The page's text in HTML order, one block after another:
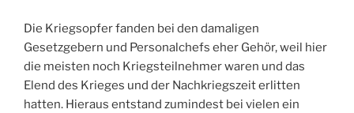
Die Kriegsopfer fanden bei den damaligen
Gesetzgebern und Personalchefs eher Gehör, weil hier
die meisten noch Kriegsteilnehmer waren und das
Elend des Krieges und der Nachkriegszeit erlitten
hatten. Hieraus entstand zumindest bei vielen ein